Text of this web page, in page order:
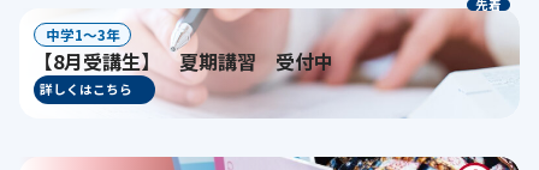
中学1〜3年
【8月受講生】 夏期講習 受付中
詳しくはこちら
先着